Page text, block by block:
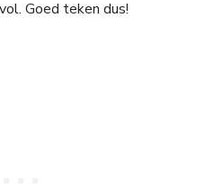
Goed teken dus!